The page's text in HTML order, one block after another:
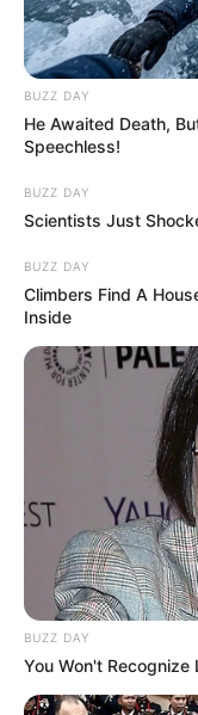
BUZZ DAY
He Awaited Death,
Speechless!
BUZZ DAY
Scientists Just
BUZZ DAY
Climbers Find A
Inside
BUZZ DAY
You Won't Recognize